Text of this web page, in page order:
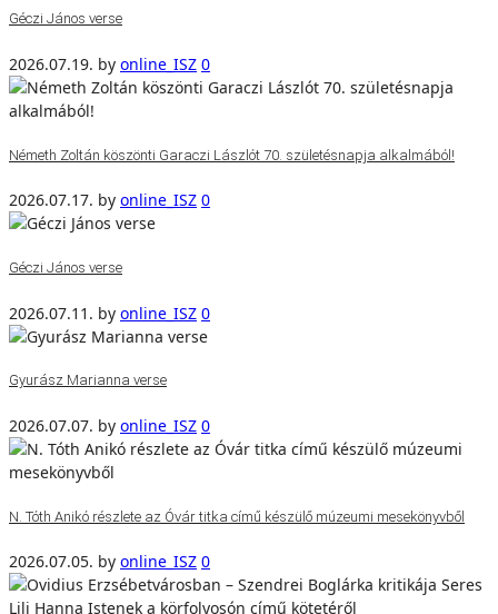
Géczi János verse
2026.07.19. by online_ISZ 0
Németh Zoltán köszönti Garaczi Lászlót 70. születésnapja alkalmából!
2026.07.17. by online_ISZ 0
Géczi János verse
2026.07.11. by online_ISZ 0
Gyurász Marianna verse
2026.07.07. by online_ISZ 0
N. Tóth Anikó részlete az Óvár titka című készülő múzeumi mesekönyvből
2026.07.05. by online_ISZ 0